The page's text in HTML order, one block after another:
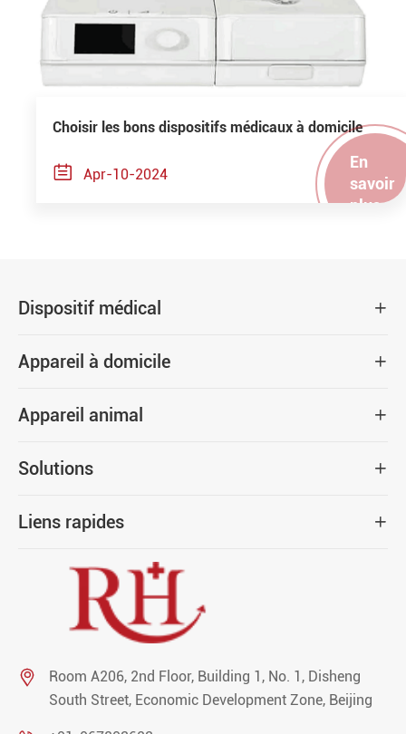
Choisir les bons dispositifs médicaux à domicile
 Apr-10-2024
En
savoir
plus
Dispositif médical 
Appareil à domicile 
Appareil animal 
Solutions 
Liens rapides 

Room A206, 2nd Floor, Building 1, No. 1, Disheng
South Street, Economic Development Zone, Beijing